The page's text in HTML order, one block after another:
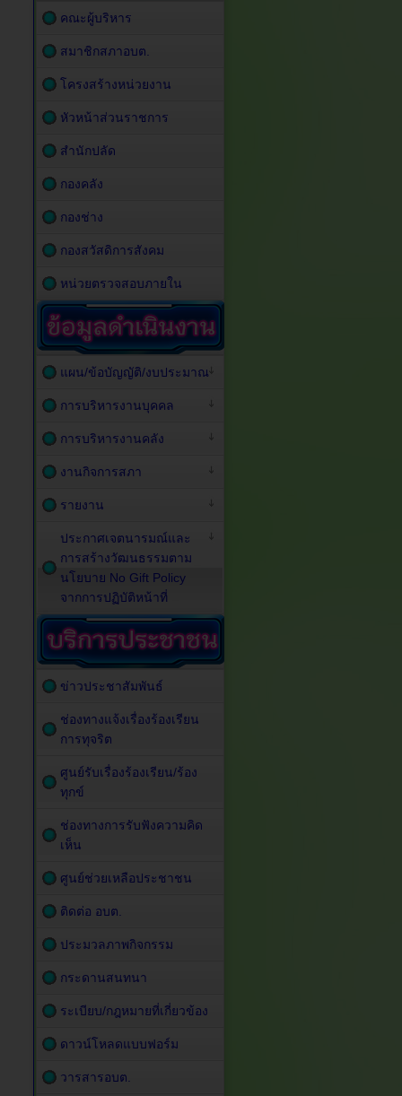
คณะผู้บริหาร
สมาชิกสภาอบต.
โครงสร้างหน่วยงาน
หัวหน้าส่วนราชการ
สำนักปลัด
กองคลัง
กองช่าง
กองสวัสดิการสังคม
หน่วยตรวจสอบภายใน
แผน/ข้อบัญญัติ/งบประมาณ
การบริหารงานบุคคล
การบริหารงานคลัง
งานกิจการสภา
รายงาน
ประกาศเจตนารมณ์และ
การสร้างวัฒนธรรมตาม
นโยบาย No Gift Policy
จากการปฏิบัติหน้าที่
ข่าวประชาสัมพันธ์
ช่องทางแจ้งเรื่องร้องเรียน
การทุจริต
ศูนย์รับเรื่องร้องเรียน/ร้อง
ทุกข์
ช่องทางการรับฟังความคิด
เห็น
ศูนย์ช่วยเหลือประชาชน
ติดต่อ อบต.
ประมวลภาพกิจกรรม
กระดานสนทนา
ระเบียบ/กฎหมายที่เกี่ยวข้อง
ดาวน์โหลดแบบฟอร์ม
วารสารอบต.